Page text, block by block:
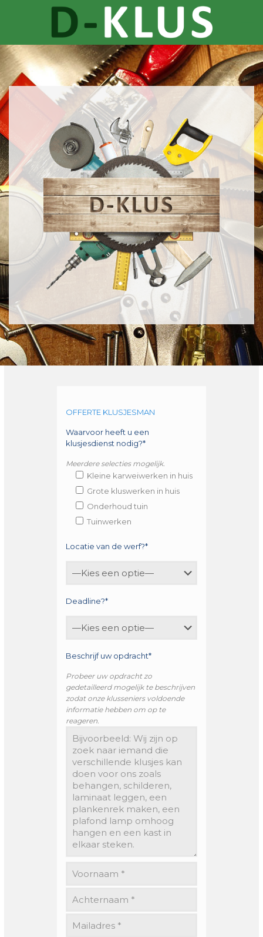
OFFERTE KLUSJESMAN
Waarvoor heeft u een
klusjesdienst nodig?*
Meerdere selecties mogelijk.
Kleine karweiwerken in huis
Grote kluswerken in huis
Onderhoud tuin
Tuinwerken
Locatie van de werf?*
Deadline?*
Beschrijf uw opdracht*
Probeer uw opdracht zo
gedetailleerd mogelijk te beschrijven
zodat onze klusseniers voldoende
informatie hebben om op te
reageren.